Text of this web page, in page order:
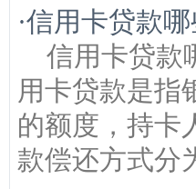
·信用卡贷款
信用卡贷款
用卡贷款是指
的额度，持卡
款偿还方式分